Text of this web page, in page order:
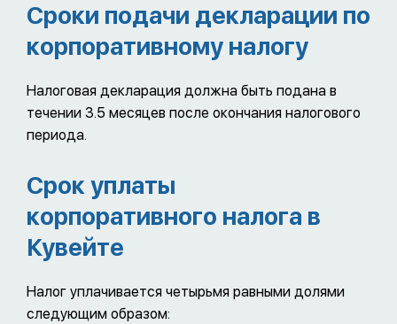
Сроки подачи декларации по
корпоративному налогу
Налоговая декларация должна быть подана в
течении 3.5 месяцев после окончания налогового
периода.
Срок уплаты
корпоративного налога в
Кувейте
Налог уплачивается четырьмя равными долями
следующим образом: